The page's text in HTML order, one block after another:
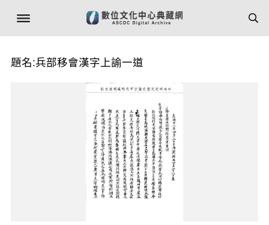
題名:兵部移會漢字上諭一道